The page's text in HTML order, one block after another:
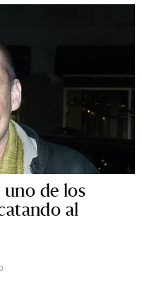
de los
al